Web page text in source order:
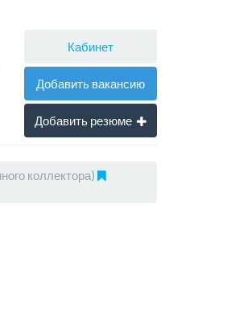
Кабинет
Добавить вакансию
Добавить резюме
коллектора)